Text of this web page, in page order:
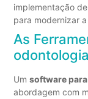
implementação
para modernizar
As
Umsoftware
abordagem com